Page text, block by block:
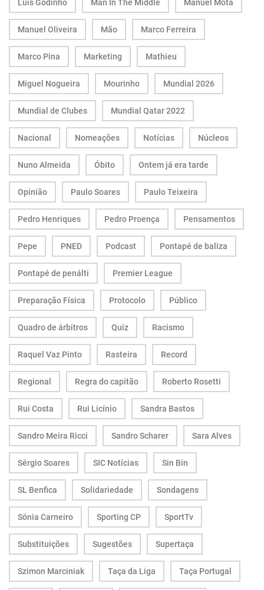
Luís Godinho Man In The Middle Manuel Mota
Manuel Oliveira Mão Marco Ferreira
Marco Pina Marketing Mathieu
Miguel Nogueira Mourinho Mundial 2026
Mundial de Clubes Mundial Qatar 2022
Nacional Nomeações Notícias Núcleos
Nuno Almeida Óbito Ontem já era tarde
Opinião Paulo Soares Paulo Teixeira
Pedro Henriques Pedro Proença Pensamentos
Pepe PNED Podcast Pontapé de baliza
Pontapé de penálti Premier League
Preparação Física Protocolo Público
Quadro de árbitros Quiz Racismo
Raquel Vaz Pinto Rasteira Record
Regional Regra do capitão Roberto Rosetti
Rui Costa Rui Licínio Sandra Bastos
Sandro Meira Ricci Sandro Scharer Sara Alves
Sérgio Soares SIC Notícias Sin Bin
SL Benfica Solidariedade Sondagens
Sónia Carneiro Sporting CP SportTv
Substituições Sugestões Supertaça
Szimon Marciniak Taça da Liga Taça Portugal